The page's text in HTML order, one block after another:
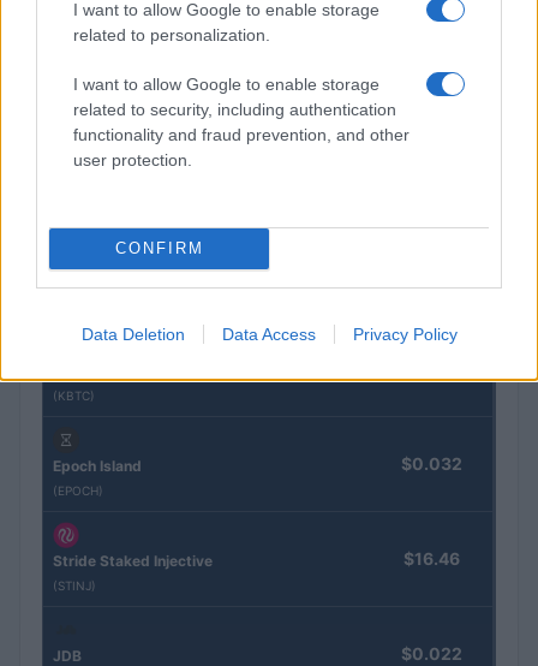
I want to allow Google to enable storage
related to personalization.
I want to allow Google to enable storage
related to security, including authentication
functionality and fraud prevention, and other
user protection.
CONFIRM
Data Deletion Data Access Privacy Policy
grondstoffen
Sanne De Vries · 5 aug 2026
CRYPTOKOERSEN
Eureka Bridged PAX Gold (Terra
(KBTC)
Epoch Island
(EPOCH)
$0.032
Stride Staked Injective
(STINJ)
$16.46
JDB $0.022